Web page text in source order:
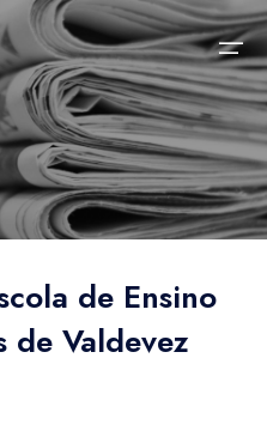
de Ensino
Valdevez